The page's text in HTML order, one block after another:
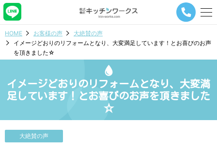
メ
ー
ビ
ー
シ
ョ
ン
タ
HOME お客様の声
大絶賛の声
イメージどおりのリフォームとなり、大変満足しています！とお喜びのお声
を頂きました☆
イメージどおりのリフォームとなり、大変満
足しています！とお喜びのお声を頂きました
☆
大絶賛の声